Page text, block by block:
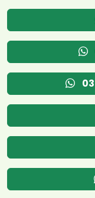
03